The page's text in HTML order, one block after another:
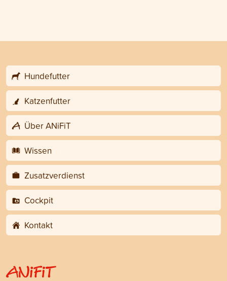
Hundefutter
Katzenfutter
Über ANiFiT
Wissen
Zusatzverdienst
Cockpit
Kontakt